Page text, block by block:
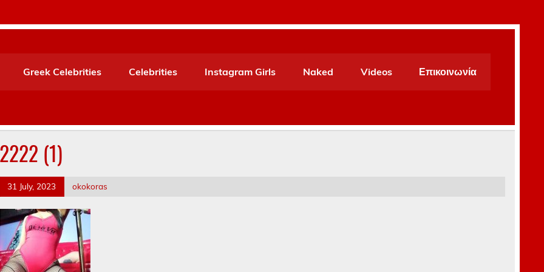
Greek Celebrities Celebrities Instagram Girls Naked Videos Επικοινωνία
2222 (1)
31 July, 2023 okokoras